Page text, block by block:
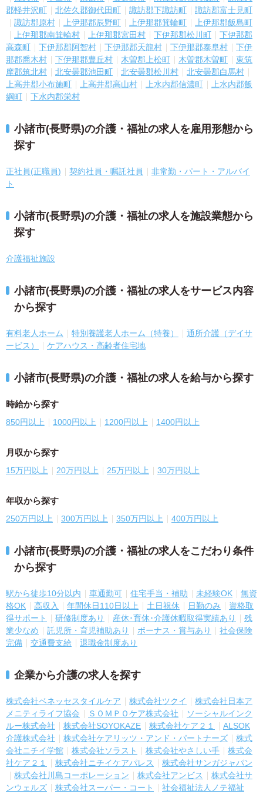
郡軽井沢町
北佐久郡御代田町 諏訪郡下諏訪町
諏訪郡富士見町
諏訪郡原村
上伊那郡辰野町 上伊那郡箕輪町
上伊那郡飯島町
上伊那郡南箕輪村
上伊那郡宮田村 下伊那郡松川町
下伊那郡
高森町
下伊那郡阿智村 下伊那郡天龍村 下伊那郡泰阜村
下伊
那郡喬木村
下伊那郡豊丘村 木曽郡上松町 木曽郡木曽町
東筑
摩郡筑北村
北安曇郡池田町 北安曇郡松川村
北安曇郡白馬村
上高井郡小布施町
上高井郡高山村 上水内郡信濃町
上水内郡飯
綱町
下水内郡栄村
小諸市(長野県)の介護・福祉の求人を雇用形態から
探す
正社員(正職員) 契約社員・嘱託社員
非常勤・パート・アルバイ
ト
小諸市(長野県)の介護・福祉の求人を施設業態から
探す
介護福祉施設
小諸市(長野県)の介護・福祉の求人をサービス内容
から探す
有料老人ホーム 特別養護老人ホーム（特養）
通所介護（デイサ
ービス）
ケアハウス・高齢者住宅地
小諸市(長野県)の介護・福祉の求人を給与から探す
時給から探す
850円以上 1000円以上 1200円以上 1400円以上
月収から探す
15万円以上 20万円以上 25万円以上 30万円以上
年収から探す
250万円以上 300万円以上 350万円以上 400万円以上
小諸市(長野県)の介護・福祉の求人をこだわり条件
から探す
駅から徒歩10分以内 車通勤可 住宅手当・補助 未経験OK
無資
格OK
高収入 年間休日110日以上 土日祝休 日勤のみ
資格取
得サポート
研修制度あり 産休･育休･介護休暇取得実績あり
残
業少なめ
託児所・育児補助あり ボーナス・賞与あり
社会保険
完備
交通費支給 退職金制度あり
企業から介護の求人を探す
株式会社ベネッセスタイルケア 株式会社ツクイ
株式会社日本ア
メニティライフ協会
ＳＯＭＰＯケア株式会社
ソーシャルインク
ルー株式会社
株式会社SOYOKAZE 株式会社ケア２１
ALSOK
介護株式会社
株式会社ケアリッツ・アンド・パートナーズ
株式
会社ニチイ学館
株式会社ソラスト 株式会社やさしい手
株式会
社ケア２１
株式会社ニチイケアパレス
株式会社サンガジャパン
株式会社川島コーポレーション
株式会社アンビス
株式会社サ
ンウェルズ
株式会社スーパー・コート
社会福祉法人ノテ福祉